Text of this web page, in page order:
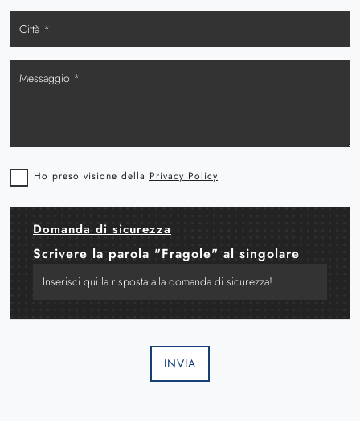
Ho preso visione della Privacy Policy
Domanda di sicurezza
Scrivere la parola "Fragole" al singolare
INVIA